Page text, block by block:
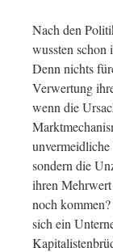
Nach den
wussten schon
Denn nichts
Verwertung
wenn die
sondern die
ihren
noch
sich ein